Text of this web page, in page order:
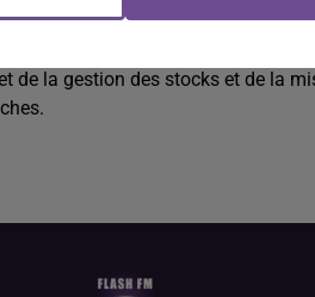
boulangerie artisanale, vous
de la gestion des stocks et de la